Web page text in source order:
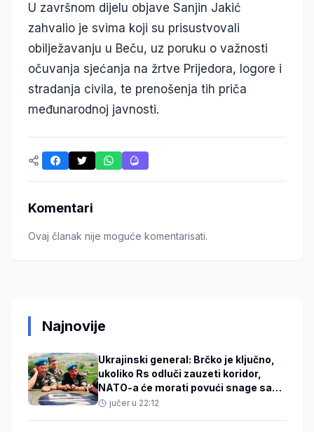
U završnom dijelu objave Sanjin Jakić
zahvalio je svima koji su prisustvovali
obilježavanju u Beču, uz poruku o važnosti
očuvanja sjećanja na žrtve Prijedora, logore i
stradanja civila, te prenošenja tih priča
međunarodnoj javnosti.
Komentari
Ovaj članak nije moguće komentarisati.
Najnovije
Ukrajinski general: Brčko je ključno,
ukoliko Rs odluči zauzeti koridor,
NATO-a će morati povući snage sa
Baltika
jučer u 22:12